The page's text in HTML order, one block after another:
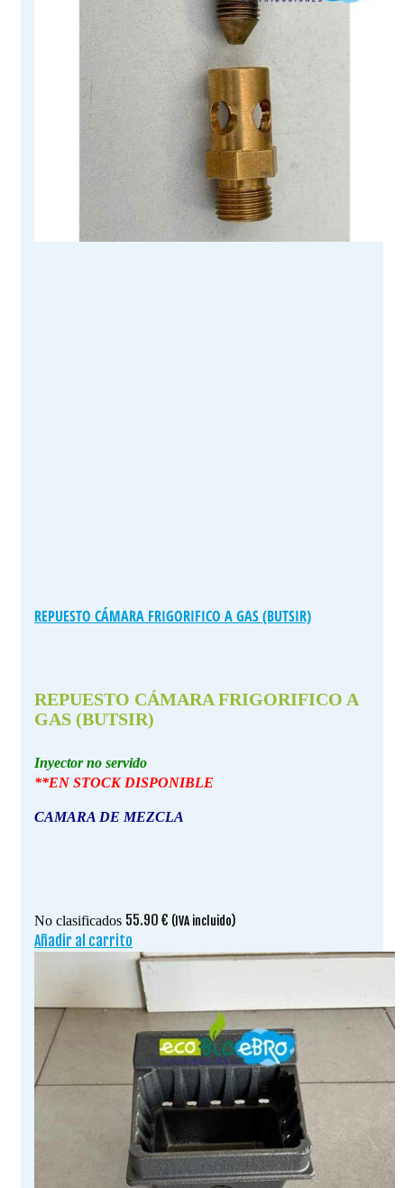
REPUESTO CÁMARA FRIGORIFICO A GAS (BUTSIR)
REPUESTO CÁMARA FRIGORIFICO A
GAS (BUTSIR)
Inyector no servido
**EN STOCK DISPONIBLE
CAMARA DE MEZCLA
No clasificados 55.90 € (IVA incluido)
Añadir al carrito